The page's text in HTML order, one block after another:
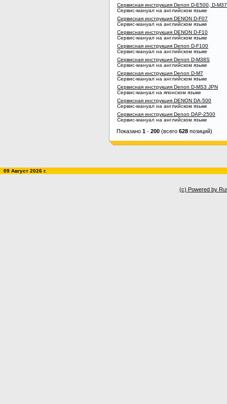
Сервисная инструкция Denon D-E500, D-M37
Сервис-мануал на английском языке
Сервисная инструкция DENON D-F07
Сервис-мануал на английском языке
Сервисная инструкция DENON D-F10
Сервис-мануал на английском языке
Сервисная инструкция Denon D-F100
Сервис-мануал на английском языке
Сервисная инструкция Denon D-M38S
Сервис-мануал на английском языке
Сервисная инструкция Denon D-M7
Сервис-мануал на английском языке
Сервисная инструкция Denon D-MS3 JPN
Сервис-мануал на японском языке
Сервисная инструкция DENON DA-500
Сервис-мануал на английском языке
Сервисная инструкция Denon DAP-2500
Сервис-мануал на английском языке
Показано 1 - 200 (всего 628 позиций)
09 Август 2026 г.
(c) Powered by